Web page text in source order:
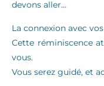
devons aller…
La connexion avec
Cette réminiscence
vous.
Vous serez guidé, et